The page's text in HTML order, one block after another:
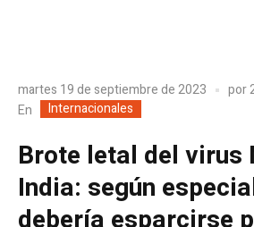
martes 19 de septiembre de 2023 por
En
Internacionales
Brote letal del virus
India: según